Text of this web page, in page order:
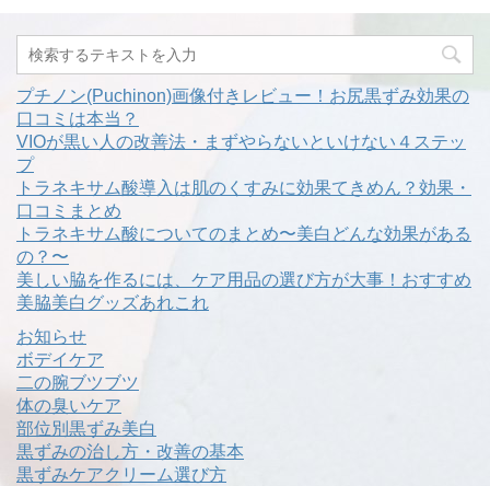
プチノン(Puchinon)画像付きレビュー！お尻黒ずみ効果の
口コミは本当？
VIOが黒い人の改善法・まずやらないといけない４ステッ
プ
トラネキサム酸導入は肌のくすみに効果てきめん？効果・
口コミまとめ
トラネキサム酸についてのまとめ〜美白どんな効果がある
の？〜
美しい脇を作るには、ケア用品の選び方が大事！おすすめ
美脇美白グッズあれこれ
お知らせ
ボデイケア
二の腕ブツブツ
体の臭いケア
部位別黒ずみ美白
黒ずみの治し方・改善の基本
黒ずみケアクリーム選び方